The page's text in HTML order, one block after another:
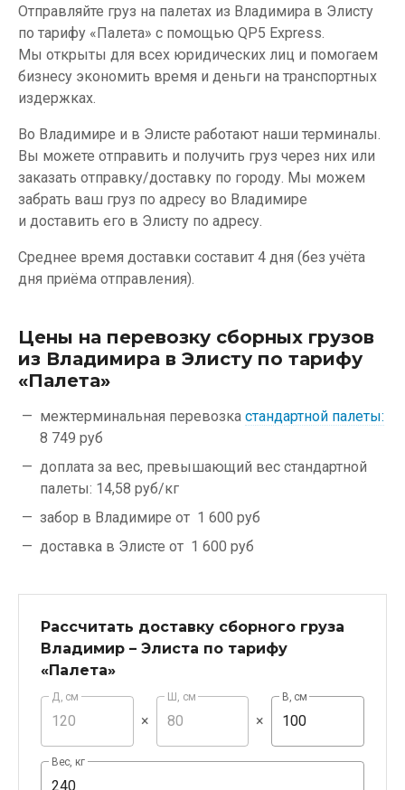
Отправляйте груз на палетах из Владимира в Элисту
по тарифу «Палета» с помощью QP5 Express.
Мы открыты для всех юридических лиц и помогаем
бизнесу экономить время и деньги на транспортных
издержках.
Во Владимире и в Элисте работают наши терминалы.
Вы можете отправить и получить груз через них или
заказать отправку/доставку по городу. Мы можем
забрать ваш груз по адресу во Владимире
и доставить его в Элисту по адресу.
Среднее время доставки составит 4 дня (без учёта
дня приёма отправления).
Цены на перевозку сборных грузов
из Владимира в Элисту по тарифу
«Палета»
межтерминальная перевозка стандартной палеты:
8 749 руб
доплата за вес, превышающий вес стандартной
палеты: 14,58 руб/кг
забор в Владимире от 1 600 руб
доставка в Элисте от 1 600 руб
Рассчитать доставку сборного груза
Владимир – Элиста по тарифу
«Палета»
Д, см
×
Ш, см
×
В, см
Вес, кг